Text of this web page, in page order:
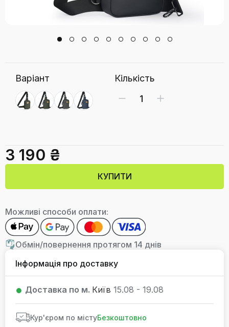
Варіант Кількість
3 190 ₴
КУПИТИ
Можливі способи оплати:
Обмін/повернення протягом 14 днів
Інформація про доставку
Доставка по м. Київ 15.08 - 19.08
Кур'єром по містуБезкоштовно